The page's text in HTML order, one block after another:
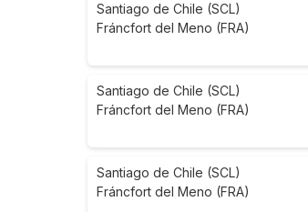
Santiago de Chile (SCL)
Fráncfort del Meno (FRA)
Santiago de Chile (SCL)
Fráncfort del Meno (FRA)
Santiago de Chile (SCL)
Fráncfort del Meno (FRA)